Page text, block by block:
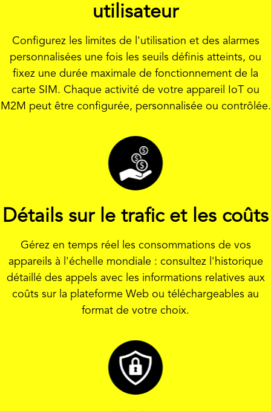
utilisateur
Configurez les limites de l'utilisation et des alarmes
personnalisées une fois les seuils définis atteints, ou
fixez une durée maximale de fonctionnement de la
carte SIM. Chaque activité de votre appareil IoT ou
M2M peut être configurée, personnalisée ou contrôlée.
Détails sur le trafic et les coûts
Gérez en temps réel les consommations de vos
appareils à l'échelle mondiale : consultez l'historique
détaillé des appels avec les informations relatives aux
coûts sur la plateforme Web ou téléchargeables au
format de votre choix.